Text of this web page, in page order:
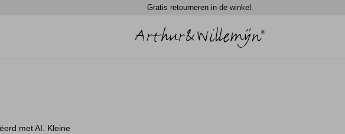
Gratis retourneren in de winkel.
met AI. Kleine